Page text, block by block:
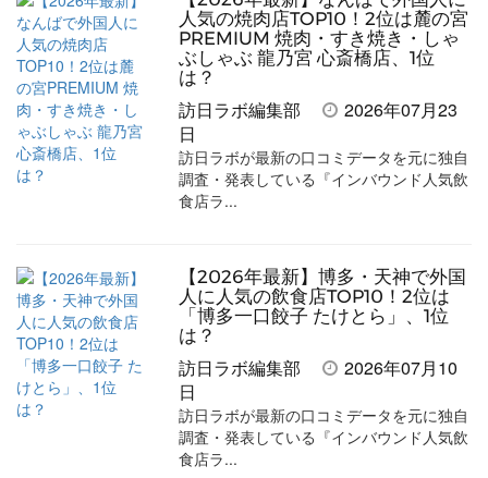
人気の焼肉店TOP10！2位は麓の宮
PREMIUM 焼肉・すき焼き・しゃ
ぶしゃぶ 龍乃宮 心斎橋店、1位
は？
訪日ラボ編集部
2026年07月23
日
訪日ラボが最新の口コミデータを元に独自
調査・発表している『インバウンド人気飲
食店ラ...
【2026年最新】博多・天神で外国
人に人気の飲食店TOP10！2位は
「博多一口餃子 たけとら」、1位
は？
訪日ラボ編集部
2026年07月10
日
訪日ラボが最新の口コミデータを元に独自
調査・発表している『インバウンド人気飲
食店ラ...